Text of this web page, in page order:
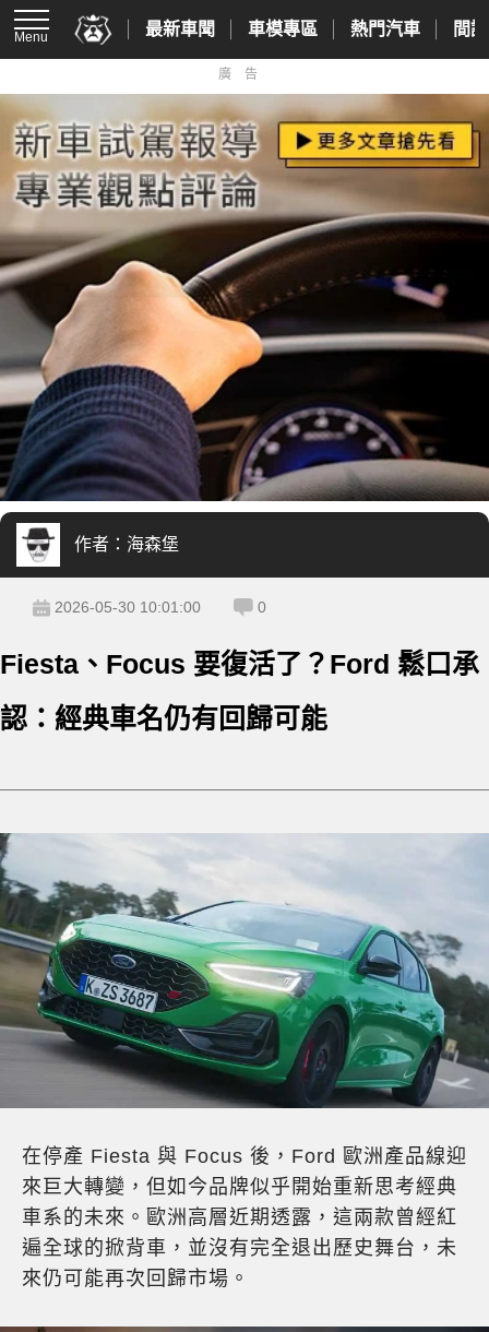
Menu 最新車聞 車模專區 熱門汽車 間
廣告
作者： 海森堡
2026-05-30 10:01:00 0
Fiesta、Focus 要復活了？Ford 鬆口承
認：經典車名仍有回歸可能
在停產 Fiesta 與 Focus 後，Ford 歐洲產品線迎
來巨大轉變，但如今品牌似乎開始重新思考經典
車系的未來。歐洲高層近期透露，這兩款曾經紅
遍全球的掀背車，並沒有完全退出歷史舞台，未
來仍可能再次回歸市場。